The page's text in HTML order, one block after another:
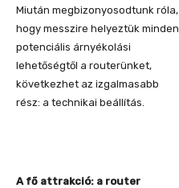
Miután megbizonyosodtunk róla,
hogy messzire helyeztük minden
potenciális árnyékolási
lehetőségtől a routerünket,
következhet az izgalmasabb
rész: a technikai beállítás.
A fő attrakció: a router